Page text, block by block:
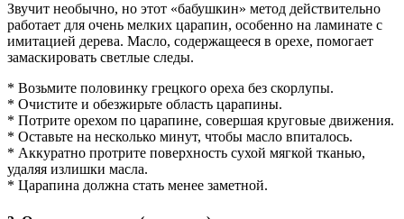
Звучит необычно, но этот «бабушкин» метод действительно
работает для очень мелких царапин, особенно на ламинате с
имитацией дерева. Масло, содержащееся в орехе, помогает
замаскировать светлые следы.
* Возьмите половинку грецкого ореха без скорлупы.
* Очистите и обезжирьте область царапины.
* Потрите орехом по царапине, совершая круговые движения.
* Оставьте на несколько минут, чтобы масло впиталось.
* Аккуратно протрите поверхность сухой мягкой тканью,
удаляя излишки масла.
* Царапина должна стать менее заметной.